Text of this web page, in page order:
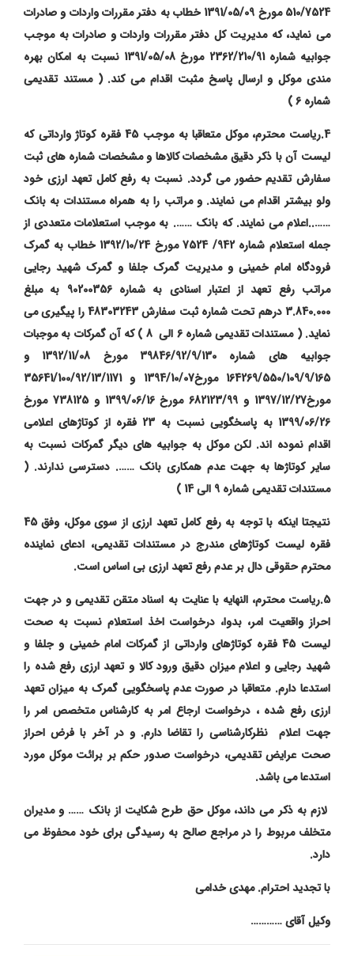
510/7524 مورخ 1391/05/09 خطاب به دفتر مقررات واردات و صادرات
می نماید، که مدیریت کل دفتر مقررات واردات و صادرات به موجب
جوابیه شماره 2362/210/91 مورخ 1391/05/08 نسبت به امکان بهره
مندی موکل و ارسال پاسخ مثبت اقدام می کند. ( مستند تقدیمی
شماره 6 )
4.ریاست محترم،
موکل متعاقبا به موجب 45 فقره کوتاژ وارداتی که
لیست آن با ذکر دقیق مشخصات کالاها و مشخصات شماره های ثبت
سفارش تقدیم حضور می گردد. نسبت به رفع کامل تعهد ارزی خود
ولو بیشتر اقدام می نمایند. و مراتب را به همراه مستندات به بانک
……..اعلام می نمایند. که بانک ……. به موجب استعلامات متعددی از
جمله استعلام شماره 942/ 7524 مورخ 1392/10/24 خطاب به گمرک
فرودگاه امام خمینی و مدیریت گمرک جلفا و گمرک شهید رجایی
مراتب رفع تعهد از اعتبار اسنادی به شماره 90200356 به مبلغ
3.840.000 درهم تحت شماره ثبت سفارش 48303243 را پیگیری می
نماید. ( مستندات تقدیمی شماره 6 الی 8 )
که آن گمرکات به موجبات
جوابیه های شماره 39846/92/9/130 مورخ 1392/11/08 و
164269/550/109/9/165 مورخ1394/10/07 و 35641/100/92/13/1171
مورخ1397/12/27 و 682123/99 مورخ 1399/06/16 و 738125 مورخ
1399/06/26 به پاسخگویی نسبت به 23 فقره از کوتاژهای اعلامی
اقدام نموده اند. لکن موکل به جوابیه های دیگر گمرکات نسبت به
سایر کوتاژها به جهت عدم همکاری بانک ……. دسترسی ندارند. (
مستندات تقدیمی شماره 9 الی 14 )
نتیجتا اینکه با توجه به رفع کامل تعهد ارزی از سوی موکل، وفق 45
فقره لیست کوتاژهای مندرج در مستندات تقدیمی، ادعای نماینده
محترم حقوقی دال بر عدم رفع تعهد ارزی بی اساس است.
5.ریاست محترم، النهایه با عنایت به اسناد متقن تقدیمی و در جهت
احراز واقعیت امر، بدوا، درخواست اخذ استعلام نسبت به صحت
لیست 45 فقره کوتاژهای وارداتی از گمرکات امام خمینی و جلفا و
شهید رجایی و اعلام میزان دقیق ورود کالا و تعهد ارزی رفع شده را
استدعا دارم. متعاقبا در صورت عدم پاسخگویی گمرک به میزان تعهد
ارزی رفع شده ، درخواست ارجاع امر به کارشناس متخصص امر را
جهت اعلام نظرکارشناسی را تقاضا دارم. و در آخر با فرض احراز
صحت عرایض تقدیمی، درخواست صدور حکم بر برائت موکل مورد
استدعا می باشد.
لازم به ذکر می داند، موکل حق طرح شکایت از بانک …… و مدیران
متخلف مربوط را در مراجع صالح به رسیدگی برای خود محفوظ می
دارد.
با تجدید احترام. مهدی خدامی
وکیل آقای …………